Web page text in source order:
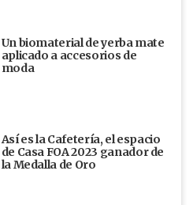
Un biomaterial de yerba mate
aplicado a accesorios de
moda
Así es la Cafetería, el espacio
de Casa FOA 2023 ganador de
la Medalla de Oro